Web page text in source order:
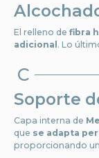
El relleno de fibra
adicional . Lo
C
Soporte
Capa interna de
que se adapta
proporcionando